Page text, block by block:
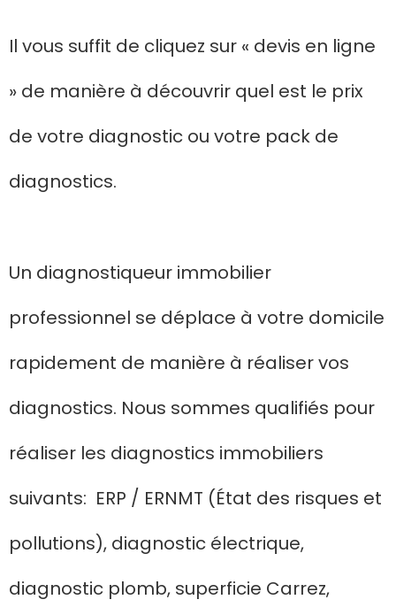
Il vous suffit de cliquez sur « devis en ligne
» de manière à découvrir quel est le prix
de votre diagnostic ou votre pack de
diagnostics.
Un diagnostiqueur immobilier
professionnel se déplace à votre domicile
rapidement de manière à réaliser vos
diagnostics. Nous sommes qualifiés pour
réaliser les diagnostics immobiliers
suivants: ERP / ERNMT (État des risques et
pollutions), diagnostic électrique,
diagnostic plomb, superficie Carrez,